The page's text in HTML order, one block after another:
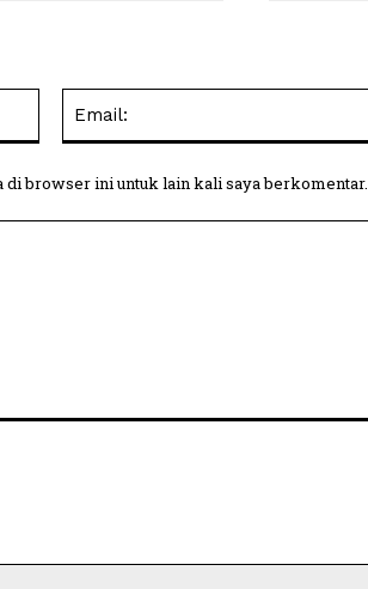
di browser ini untuk lain kali saya berkomentar.